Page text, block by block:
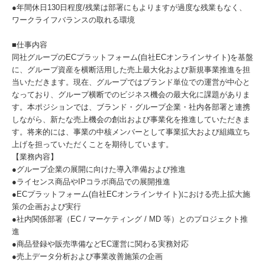
●年間休日130日程度/残業は部署にもよりますが過度な残業もなく、
ワークライフバランスの取れる環境
■仕事内容
同社グループのECプラットフォーム(自社ECオンラインサイト)を基盤
に、グループ資産を横断活用した売上最大化および新規事業推進を担
当いただきます。現在、グループではブランド単位での運営が中心と
なっており、グループ横断でのビジネス機会の最大化に課題がありま
す。本ポジションでは、ブランド・グループ企業・社内各部署と連携
しながら、新たな売上機会の創出および事業化を推進していただきま
す。将来的には、事業の中核メンバーとして事業拡大および組織立ち
上げを担っていただくことを期待しています。
【業務内容】
●グループ企業の展開に向けた導入準備および推進
●ライセンス商品やIPコラボ商品での展開推進
●ECプラットフォーム(自社ECオンラインサイト)における売上拡大施
策の企画および実行
●社内関係部署（EC / マーケティング / MD 等）とのプロジェクト推
進
●商品登録や販売準備などEC運営に関わる実務対応
●売上データ分析および事業改善施策の企画